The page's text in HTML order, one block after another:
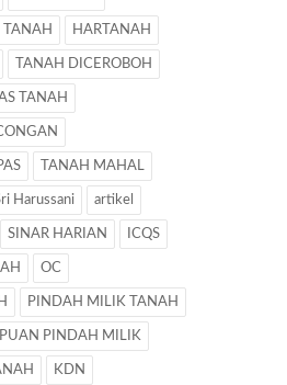
TANAH HARTANAH
TANAH DICEROBOH
TANAH
TANAH MAHAL
Harussani artikel
SINAR HARIAN ICQS
OC
PINDAH MILIK TANAH
PINDAH MILIK
KDN